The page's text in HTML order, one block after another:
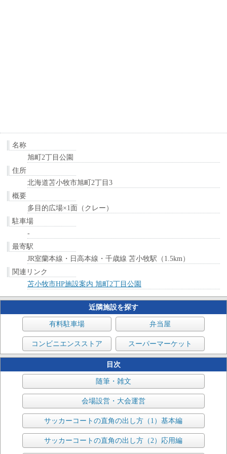
名称
旭町2丁目公園
住所
北海道苫小牧市旭町2丁目3
概要
多目的広場×1面（クレー）
駐車場
-
最寄駅
JR室蘭本線・日高本線・千歳線 苫小牧駅（1.5km）
関連リンク
苫小牧市HP施設案内 旭町2丁目公園
近隣施設を探す
有料駐車場 弁当屋
コンビニエンスストア スーパーマーケット
目次
随筆・雑文
会場設営・大会運営
サッカーコートの直角の出し方（1）基本編
サッカーコートの直角の出し方（2）応用編